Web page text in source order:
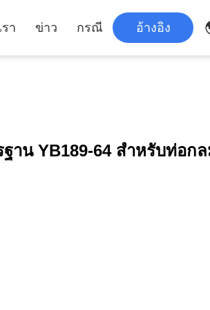
า ข่าว กรณี อ้างอิง
าน YB189-64 สำหรับท่อก